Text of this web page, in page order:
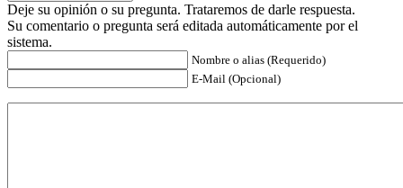
Deje su opinión o su pregunta. Trataremos de darle respuesta.
Su comentario o pregunta será editada automáticamente por el
sistema.
Nombre o alias (Requerido)
E-Mail (Opcional)